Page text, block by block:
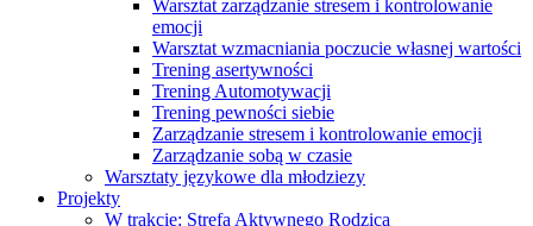
Warsztat zarządzanie stresem i kontrolowanie
emocji
Warsztat wzmacniania poczucie własnej wartości
Trening asertywności
Trening Automotywacji
Trening pewności siebie
Zarządzanie stresem i kontrolowanie emocji
Zarządzanie sobą w czasie
Warsztaty językowe dla młodziezy
Projekty
W trakcie: Strefa Aktywnego Rodzica